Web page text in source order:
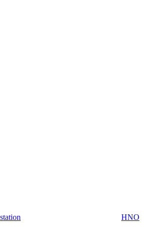
HNO